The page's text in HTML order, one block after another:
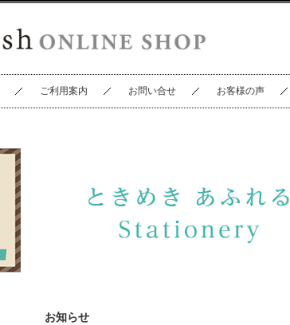
ご利用案内 お問い合せ お客様の声
お知らせ